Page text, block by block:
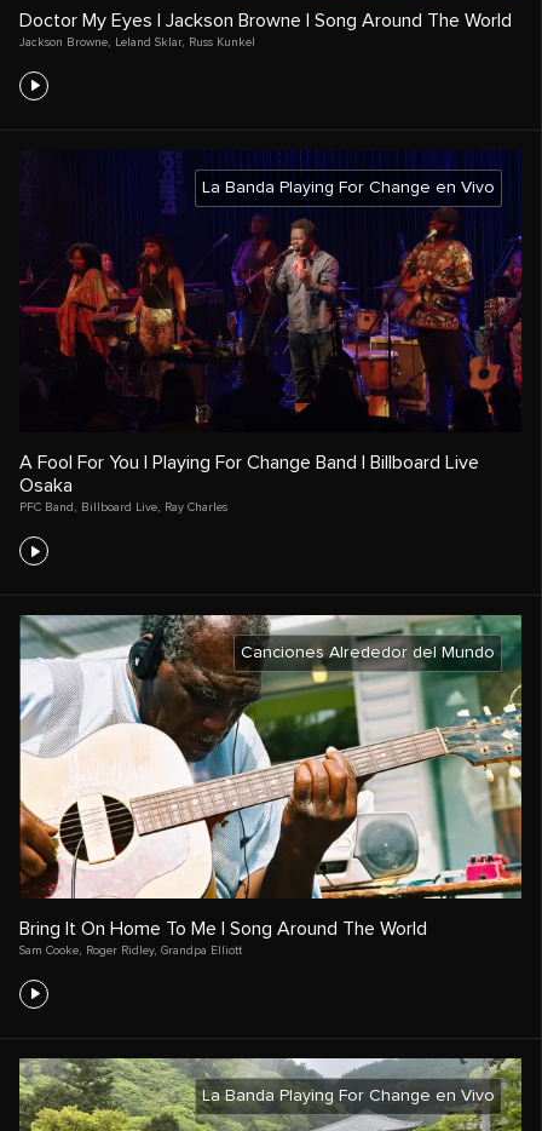
Doctor My Eyes | Jackson Browne | Song Around The World
Jackson Browne Leland Sklar, Russ Kunkel
La Banda Playing For Change en Vivo
A Fool For You | Playing For Change Band | Billboard Live
Osaka
PFC Band , Billboard Live, Ray Charles
Canciones Alrededor del Mundo
Bring It On Home To Me | Song Around The World
Sam Cooke Roger Ridley, Grandpa Elliott
La Banda Playing For Change en Vivo